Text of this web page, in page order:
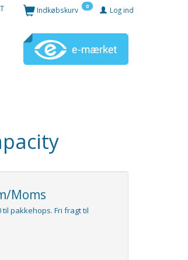
Log ind
Indkøbskurv 0
Moms
pakkehops. Fri fragt til